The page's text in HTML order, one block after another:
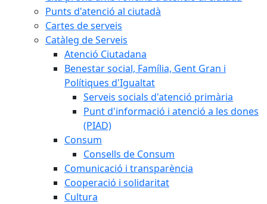
Punts d'atenció al ciutadà
Cartes de serveis
Catàleg de Serveis
Atenció Ciutadana
Benestar social, Família, Gent Gran i
Polítiques d'Igualtat
Serveis socials d'atenció primària
Punt d'informació i atenció a les dones
(PIAD)
Consum
Consells de Consum
Comunicació i transparència
Cooperació i solidaritat
Cultura